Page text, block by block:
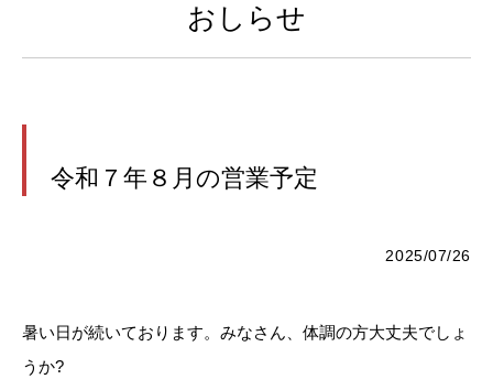
おしらせ
令和７年８月の営業予定
2025/07/26
暑い日が続いております。みなさん、体調の方大丈夫でしょ
うか?